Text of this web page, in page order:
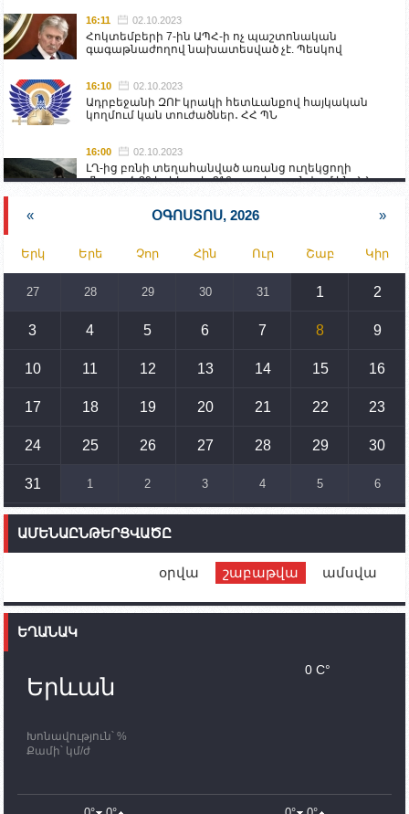
16:11 02.10.2023
Հոկտեմբերի 7-ին ԱՊՀ-ի ոչ պաշտոնական
գագաթնաժողով նախատեսված չէ. Պեսկով
16:10 02.10.2023
Ադրբեջանի ԶՈՒ կրակի հետևանքով հայկական
կողմում կան տուժածներ․ ՀՀ ՊՆ
16:00 02.10.2023
ԼՂ-ից բռնի տեղահանված առանց ուղեկցողի
մնացած 20 երեխա և 216 տարեց գտնվում են ՀՀ
նախարարության հոգածության ներքո
Իրանը կողմ է տարածաշրջանի համար շահավետ
տրանսպորտային հաղորդակցությունների
զարգացմանը, սակայն ոչ՝ միջազգային
սահմանների փոփոխությանը
15:10 02.10.2023
սպառնալիքները կասեցնելու համար. իսպանացի
պատգամավորը Գորիսում է
14:54 02.10.2023
տեղակայված հայկական դիրքերի անձնակազմի
ունեն. կիպրոսցի խորհրդարանականը՝ Ալեն
Ֆրանսիայի ԱԳ նախարարը կայցելի Հայաստան
պատասխանատուներ կմնան ԼՂ-ում՝ մինչև
որոնողափրկարարական աշխատանքների
11:03
ՄԱԿ-ի առաքելությունը շատ, շատ, շատ օգտակար
« ՕԳՈՍՏՈՍ, 2026 »
Երկ Երե Չոր Հին Ուր Շաբ Կիր
27 28 29 30 31 1 2
3 4 5 6 7 8 9
10 11 12 13 14 15 16
17 18 19 20 21 22 23
24 25 26 27 28 29 30
31 1 2 3 4 5 6
ԱՄԵՆԱԸՆԹԵՐՑՎԱԾԸ
օրվա շաբաթվա ամսվա
ԵՂԱՆԱԿ
Երևան
Խոնավություն՝ %
Քամի՝ կմ/ժ
0 C°